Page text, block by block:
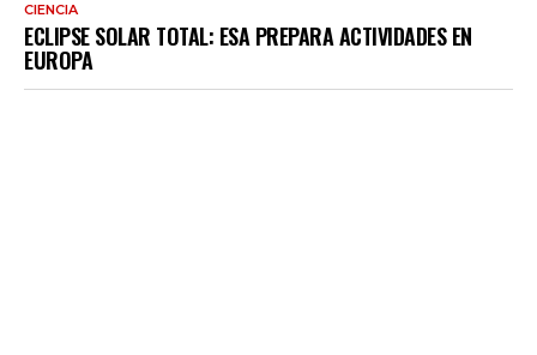
CIENCIA
ECLIPSE SOLAR TOTAL: ESA PREPARA ACTIVIDADES EN
EUROPA